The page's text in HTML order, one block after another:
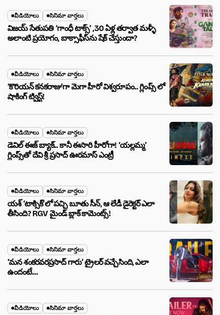
వీడియోలు సినిమా వార్తలు
విజయ్ సేతుపతి ‘గాంధీ టాక్స్’ ,30 ఏళ్ల తర్వాత మళ్ళీ
అలాంటి ప్రయోగం, బాక్సాఫీస్‌ను షేక్ చేస్తుందా?
వీడియోలు సినిమా వార్తలు
‘కొరియన్ కనకరాజు’గా మెగా హీరో విశ్వరూపం.. గ్లింప్స్ లో
షాకింగ్ ట్విస్ట్!
వీడియోలు సినిమా వార్తలు
డెవిల్ ఈజ్ బ్యాక్.. కానీ ఈసారి హీరోగా! ‘యల్లమ్మ’
గ్లింప్స్‌తో దేవి శ్రీ ప్రసాద్ ఊరమాస్ ఎంట్రీ
వీడియోలు సినిమా వార్తలు
యశ్ ‘టాక్సిక్’లో పచ్చి బూతు సీన్, ఆ లేడీ డైరెక్టర్ ఎలా
తీసింది? RGV మైండ్ బ్లాక్ కామెంట్స్!
వీడియోలు సినిమా వార్తలు
‘మన శంకరవరప్రసాద్ గారు’ ట్రైలర్ వచ్చేసింది, ఎలా
ఉందంటే…
వీడియోలు సినిమా వార్తలు